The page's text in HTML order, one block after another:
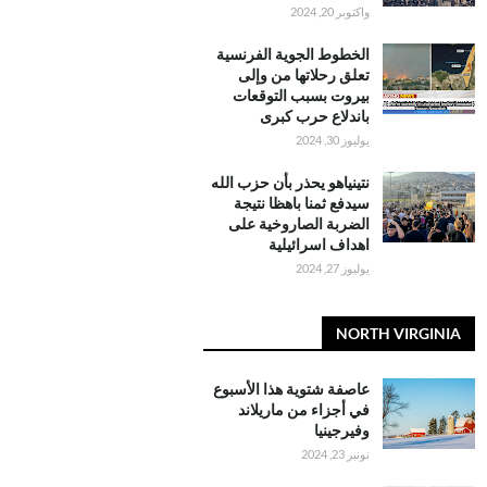
واكتوبر 20, 2024
الخطوط الجوية الفرنسية
تعلق رحلاتها من وإلى
بيروت بسبب التوقعات
باندلاع حرب كبرى
يوليوز 30, 2024
نتينياهو يحذر بأن حزب الله
سيدفع ثمنا باهظا نتيجة
الضربة الصاروخية على
اهداف اسرائيلية
يوليوز 27, 2024
NORTH VIRGINIA
عاصفة شتوية هذا الأسبوع
في أجزاء من ماريلاند
وفيرجينيا
نونبر 23, 2024